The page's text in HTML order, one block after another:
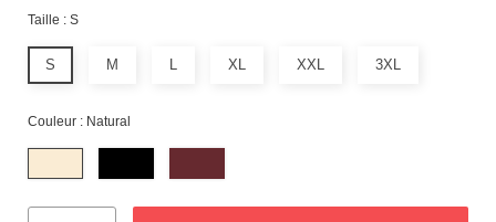
Taille : S
S M L XL XXL 3XL
Couleur : Natural